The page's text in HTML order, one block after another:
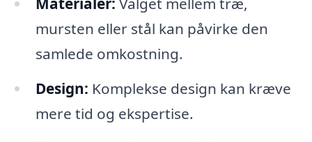
mursten eller stål kan påvirke den
samlede omkostning.
Design: Komplekse design kan kræve
mere tid og ekspertise.